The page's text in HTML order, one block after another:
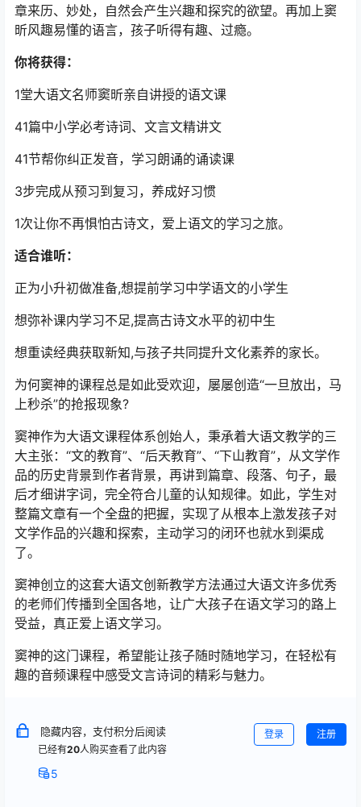
章来历、妙处，自然会产生兴趣和探究的欲望。再加上窦
昕风趣易懂的语言，孩子听得有趣、过瘾。
你将获得：
1堂大语文名师窦昕亲自讲授的语文课
41篇中小学必考诗词、文言文精讲文
41节帮你纠正发音，学习朗诵的诵读课
3步完成从预习到复习，养成好习惯
1次让你不再惧怕古诗文，爱上语文的学习之旅。
适合谁听：
正为小升初做准备,想提前学习中学语文的小学生
想弥补课内学习不足,提高古诗文水平的初中生
想重读经典获取新知,与孩子共同提升文化素养的家长。
为何窦神的课程总是如此受欢迎，屡屡创造“一旦放出，马
上秒杀”的抢报现象?
窦神作为大语文课程体系创始人，秉承着大语文教学的三
大主张：“文的教育”、“后天教育”、“下山教育”，从文学作
品的历史背景到作者背景，再讲到篇章、段落、句子，最
后才细讲字词，完全符合儿童的认知规律。如此，学生对
整篇文章有一个全盘的把握，实现了从根本上激发孩子对
文学作品的兴趣和探索，主动学习的闭环也就水到渠成
了。
窦神创立的这套大语文创新教学方法通过大语文许多优秀
的老师们传播到全国各地，让广大孩子在语文学习的路上
受益，真正爱上语文学习。
窦神的这门课程，希望能让孩子随时随地学习，在轻松有
趣的音频课程中感受文言诗词的精彩与魅力。
隐藏内容，支付积分后阅读
已经有20人购买查看了此内容
5
登录 注册